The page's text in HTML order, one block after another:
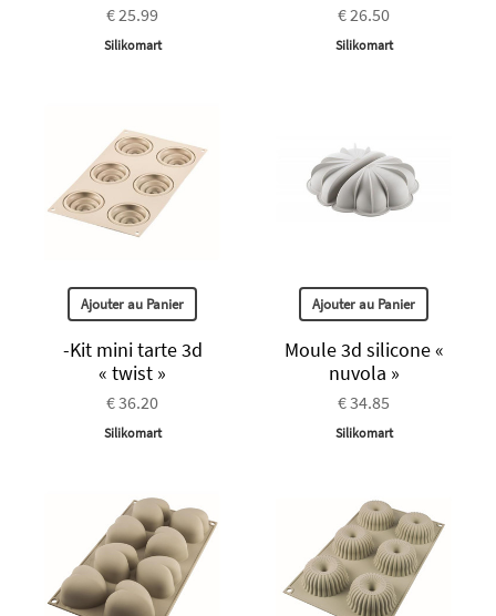
€ 25.99
Silikomart
€ 26.50
Silikomart
Ajouter au Panier
-Kit mini tarte 3d
« twist »
€ 36.20
Silikomart
Ajouter au Panier
Moule 3d silicone «
nuvola »
€ 34.85
Silikomart